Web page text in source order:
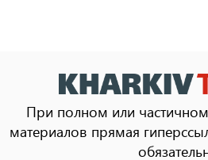
При полном или
материалов прямая